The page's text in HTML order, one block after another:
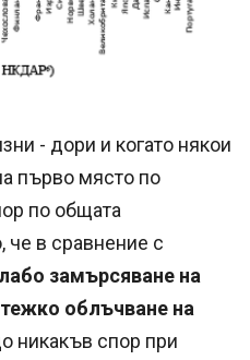
- дори и когато някои
първо място по
по общата
че в сравнение с
замърсяване на
облъчване на
никакъв спор при